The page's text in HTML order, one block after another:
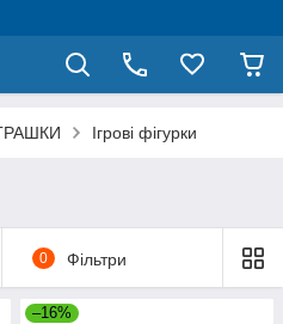
Ігрові фігурки
0 Фільтри
–16%